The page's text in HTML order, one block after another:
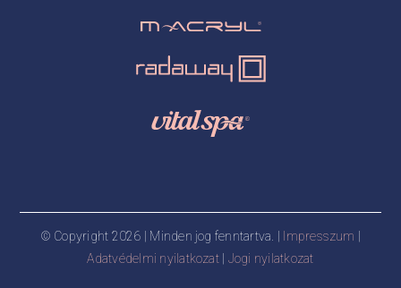
© Copyright 2026 | Minden jog fenntartva. | Impresszum
Adatvédelmi nyilatkozat| Jogi nyilatkozat